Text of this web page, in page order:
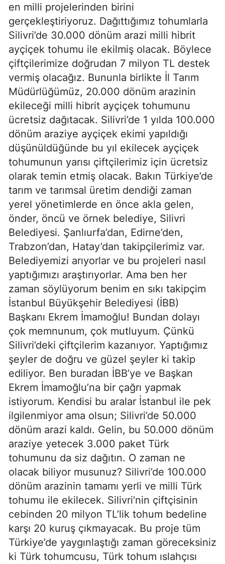
en milli projelerinden birini
gerçekleştiriyoruz. Dağıttığımız tohumlarla
Silivri’de 30.000 dönüm arazi milli hibrit
ayçiçek tohumu ile ekilmiş olacak. Böylece
çiftçilerimize doğrudan 7 milyon TL destek
vermiş olacağız. Bununla birlikte İl Tarım
Müdürlüğümüz, 20.000 dönüm arazinin
ekileceği milli hibrit ayçiçek tohumunu
ücretsiz dağıtacak. Silivri’de 1 yılda 100.000
dönüm araziye ayçiçek ekimi yapıldığı
düşünüldüğünde bu yıl ekilecek ayçiçek
tohumunun yarısı çiftçilerimiz için ücretsiz
olarak temin etmiş olacak. Bakın Türkiye’de
tarım ve tarımsal üretim dendiği zaman
yerel yönetimlerde en önce akla gelen,
önder, öncü ve örnek belediye, Silivri
Belediyesi. Şanlıurfa’dan, Edirne’den,
Trabzon’dan, Hatay’dan takipçilerimiz var.
Belediyemizi arıyorlar ve bu projeleri nasıl
yaptığımızı araştırıyorlar. Ama ben her
zaman söylüyorum benim en sıkı takipçim
İstanbul Büyükşehir Belediyesi (İBB)
Başkanı Ekrem İmamoğlu! Bundan dolayı
çok memnunum, çok mutluyum. Çünkü
Silivri’deki çiftçilerim kazanıyor. Yaptığımız
şeyler de doğru ve güzel şeyler ki takip
ediliyor. Ben buradan İBB’ye ve Başkan
Ekrem İmamoğlu’na bir çağrı yapmak
istiyorum. Kendisi bu aralar İstanbul ile pek
ilgilenmiyor ama olsun; Silivri’de 50.000
dönüm arazi kaldı. Gelin, bu 50.000 dönüm
araziye yetecek 3.000 paket Türk
tohumunu da siz dağıtın. O zaman ne
olacak biliyor musunuz? Silivri’de 100.000
dönüm arazinin tamamı yerli ve milli Türk
tohumu ile ekilecek. Silivri’nin çiftçisinin
cebinden 20 milyon TL’lik tohum bedeline
karşı 20 kuruş çıkmayacak. Bu proje tüm
Türkiye’de yaygınlaştığı zaman göreceksiniz
ki Türk tohumcusu, Türk tohum ıslahçısı